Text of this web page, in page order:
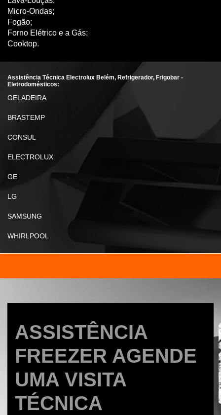
Micro-Ondas;
Fogão;
Forno Elétrico e a Gás;
Cooktop.
Assistência Técnica Electrolux Belém, Refrigerador, Frigobar -
Eletrodomésticos:
GELADEIRA
BRASTEMP
CONSUL
ELECTROLUX
GE
LG
SAMSUNG
WHIRLPOOL
ASSISTÊNCIA
FREEZER AGENDE
UMA VISITA
TÉCNICA